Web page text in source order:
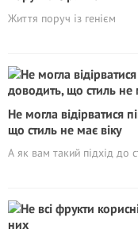
Життя поруч із генієм
Не могла відірватися
що стиль не має віку
А як вам такий підхід до